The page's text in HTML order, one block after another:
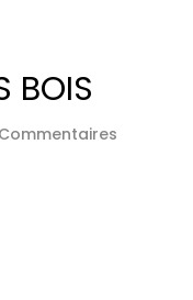
BOIS
Commentaires